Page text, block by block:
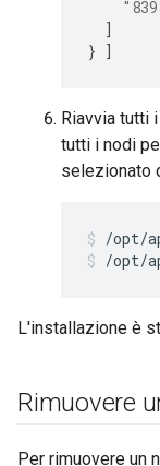
]
} ]
Riavvia tutti
tutti i nodi
selezionato
/opt/
/opt/
L'installazione è
Rimuovere
Per rimuovere un